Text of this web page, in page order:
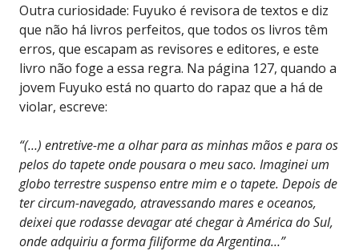
Outra curiosidade: Fuyuko é revisora de textos e diz
que não há livros perfeitos, que todos os livros têm
erros, que escapam as revisores e editores, e este
livro não foge a essa regra. Na página 127, quando a
jovem Fuyuko está no quarto do rapaz que a há de
violar, escreve:
“(…) entretive-me a olhar para as minhas mãos e para os
pelos do tapete onde pousara o meu saco. Imaginei um
globo terrestre suspenso entre mim e o tapete. Depois de
ter circum-navegado, atravessando mares e oceanos,
deixei que rodasse devagar até chegar à América do Sul,
onde adquiriu a forma filiforme da Argentina…”